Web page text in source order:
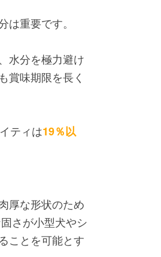
重要です。
水分を極力避け
賞味期限を長く
ティは19％以
厚な形状のため
さが小型犬やシ
ことを可能とす